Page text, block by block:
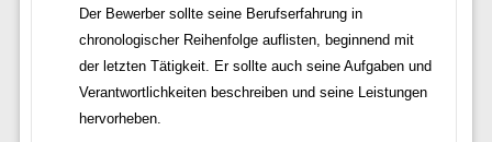
Der Bewerber sollte seine Berufserfahrung in
chronologischer Reihenfolge auflisten, beginnend mit
der letzten Tätigkeit. Er sollte auch seine Aufgaben und
Verantwortlichkeiten beschreiben und seine Leistungen
hervorheben.